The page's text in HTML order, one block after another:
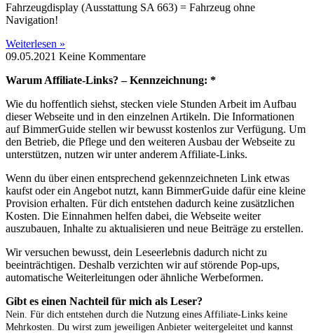
Fahrzeugdisplay (Ausstattung SA 663) = Fahrzeug ohne
Navigation!
Weiterlesen »
09.05.2021 Keine Kommentare
Warum Affiliate-Links? – Kennzeichnung: *
Wie du hoffentlich siehst, stecken viele Stunden Arbeit im Aufbau
dieser Webseite und in den einzelnen Artikeln. Die Informationen
auf BimmerGuide stellen wir bewusst kostenlos zur Verfügung. Um
den Betrieb, die Pflege und den weiteren Ausbau der Webseite zu
unterstützen, nutzen wir unter anderem Affiliate-Links.
Wenn du über einen entsprechend gekennzeichneten Link etwas
kaufst oder ein Angebot nutzt, kann BimmerGuide dafür eine kleine
Provision erhalten. Für dich entstehen dadurch keine zusätzlichen
Kosten. Die Einnahmen helfen dabei, die Webseite weiter
auszubauen, Inhalte zu aktualisieren und neue Beiträge zu erstellen.
Wir versuchen bewusst, dein Leseerlebnis dadurch nicht zu
beeinträchtigen. Deshalb verzichten wir auf störende Pop-ups,
automatische Weiterleitungen oder ähnliche Werbeformen.
Gibt es einen Nachteil für mich als Leser?
Nein. Für dich entstehen durch die Nutzung eines Affiliate-Links keine
Mehrkosten. Du wirst zum jeweiligen Anbieter weitergeleitet und kannst